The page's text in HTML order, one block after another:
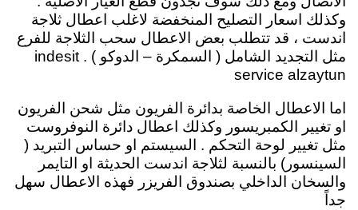
وكذلك اسعار التصليح المنخفضة لاغلب اعطال ثلاجة
اندست ، قد تتطلب بعض الاعطال سحب الثلاجة للفرع
مثل التجديد الشامل ( السمكرة – الدوكو ) . indesit
service alzaytun
اما الاعطال الخاصة بدائرة الفريون مثل شحن الفريون
او تغيير الكمبريسور وكذلك اعطال دائرة النوفروست
مثل تغيير لوحة التحكم . السيستم او حساس التبريد (
السينسور) بالنسبة لثلاجة اندست الحديثة او التايمر
والسخان الداخلي بصندوق الفريزر فهذه الاعطال سهل
جداً